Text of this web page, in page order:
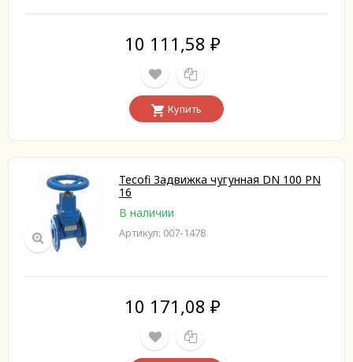
10 111,58 ₽
Купить
Tecofi Задвижка чугунная DN 100 PN
16
В наличии
Артикул: 007-1478
10 171,08 ₽